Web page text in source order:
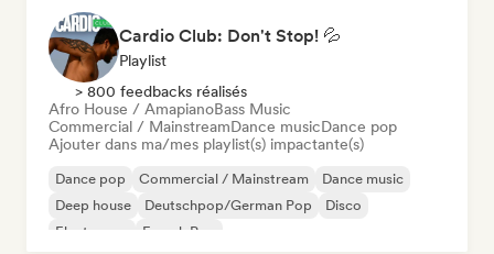
Cardio Club: Don't Stop! 💦
Playlist
> 800 feedbacks réalisés
Afro House / AmapianoBass Music
Commercial / MainstreamDance musicDance pop
Ajouter dans ma/mes playlist(s) impactante(s)
Dance pop Commercial / Mainstream
Dance music
Deep house
Deutschpop/German Pop
Disco
Electropop
French Pop